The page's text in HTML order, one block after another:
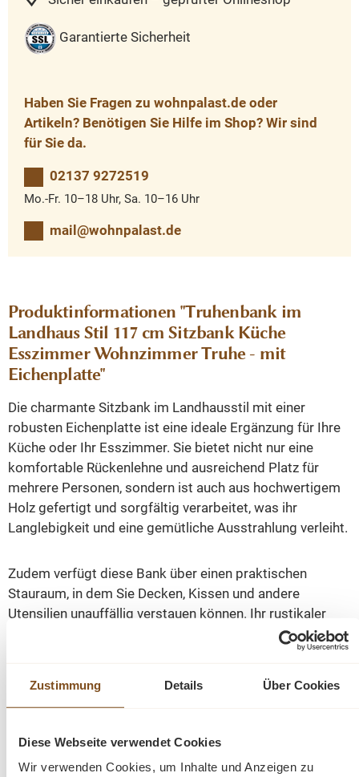
Zustimmung Details Über Cookies
Diese Webseite verwendet Cookies
Wir verwenden Cookies, um Inhalte und Anzeigen zu
Garantierte Sicherheit
Haben Sie Fragen zu wohnpalast.de oder
Artikeln? Benötigen Sie Hilfe im Shop? Wir sind
für Sie da.
02137 9272519
Mo.-Fr. 10–18 Uhr, Sa. 10–16 Uhr
mail@wohnpalast.de
Produktinformationen "Truhenbank im
Landhaus Stil 117 cm Sitzbank Küche
Esszimmer Wohnzimmer Truhe - mit
Eichenplatte"
Die charmante Sitzbank im Landhausstil mit einer
robusten Eichenplatte ist eine ideale Ergänzung für Ihre
Küche oder Ihr Esszimmer. Sie bietet nicht nur eine
komfortable Rückenlehne und ausreichend Platz für
mehrere Personen, sondern ist auch aus hochwertigem
Holz gefertigt und sorgfältig verarbeitet, was ihr
Langlebigkeit und eine gemütliche Ausstrahlung verleiht.
Zudem verfügt diese Bank über einen praktischen
Stauraum, in dem Sie Decken, Kissen und andere
Utensilien unauffällig verstauen können. Ihr rustikaler
Landhausstil und die ansprechende grüne Farbgebung
sorgen für ein natürliches Ambiente, das sich nahtlos in
Stabilität und Strapazierfähigkeit, sondern macht die
Bank auch zum dekorativen Highlight in jedem Raum.